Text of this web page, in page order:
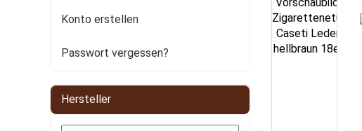
Konto erstellen
Passwort vergessen?
Hersteller